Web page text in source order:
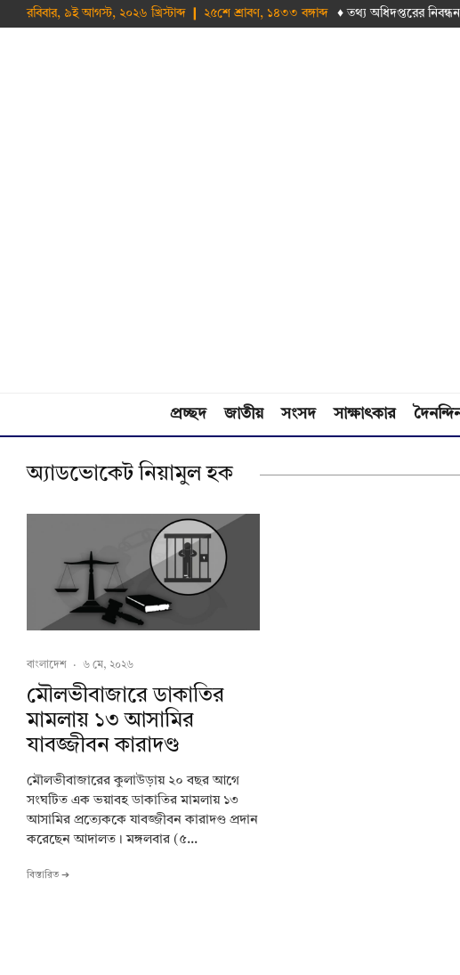
রবিবার, ৯ই আগস্ট, ২০২৬ খ্রিস্টাব্দ ❙ ২৫শে শ্রাবণ, ১৪৩৩ বঙ্গাব্দ ♦ তথ‌্য অ‌ধিদপ্ত‌রের
প্রচ্ছদ জাতীয় সংসদ সাক্ষাৎকার
অ্যাডভোকেট নিয়ামুল হক
বাংলাদেশ · ৬ মে, ২০২৬
মৌলভীবাজারে ডাকাতির
মামলায় ১৩ আসামির
যাবজ্জীবন কারাদণ্ড
মৌলভীবাজারের কুলাউড়ায় ২০ বছর আগে
সংঘটিত এক ভয়াবহ ডাকাতির মামলায় ১৩
আসামির প্রত্যেককে যাবজ্জীবন কারাদণ্ড প্রদান
করেছেন আদালত। মঙ্গলবার (৫...
বিস্তারিত ➔